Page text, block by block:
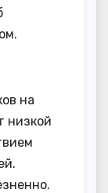
на
низкой